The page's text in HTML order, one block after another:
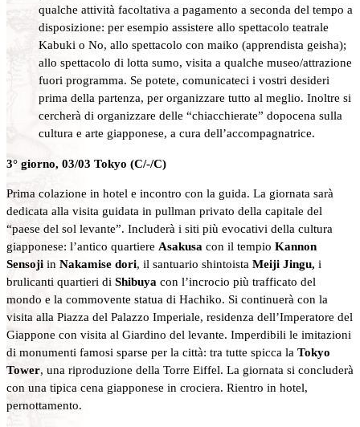
qualche attività facoltativa a pagamento a seconda del tempo a
disposizione: per esempio assistere allo spettacolo teatrale
Kabuki o No, allo spettacolo con maiko (apprendista geisha);
allo spettacolo di lotta sumo, visita a qualche museo/attrazione
fuori programma. Se potete, comunicateci i vostri desideri
prima della partenza, per organizzare tutto al meglio. Inoltre si
cercherà di organizzare delle “chiacchierate” dopocena sulla
cultura e arte giapponese, a cura dell’accompagnatrice.
3° giorno, 03/03 Tokyo (C/-/C)
Prima colazione in hotel e incontro con la guida. La giornata sarà
dedicata alla visita guidata in pullman privato della capitale del
“paese del sol levante”. Includerà i siti più evocativi della cultura
giapponese: l’antico quartiere Asakusa con il tempio Kannon
Sensoji in Nakamise dori, il santuario shintoista Meiji Jingu, i
brulicanti quartieri di Shibuya con l’incrocio più trafficato del
mondo e la commovente statua di Hachiko. Si continuerà con la
visita alla Piazza del Palazzo Imperiale, residenza dell’Imperatore del
Giappone con visita al Giardino del levante. Imperdibili le imitazioni
di monumenti famosi sparse per la città: tra tutte spicca la Tokyo
Tower, una riproduzione della Torre Eiffel. La giornata si concluderà
con una tipica cena giapponese in crociera. Rientro in hotel,
pernottamento.